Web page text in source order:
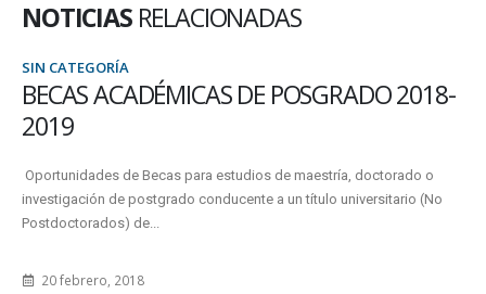
NOTICIAS RELACIONADAS
SIN CATEGORÍA
BECAS ACADÉMICAS DE POSGRADO 2018-
2019
Oportunidades de Becas para estudios de maestría, doctorado o
investigación de postgrado conducente a un título universitario (No
Postdoctorados) de...
20 febrero, 2018